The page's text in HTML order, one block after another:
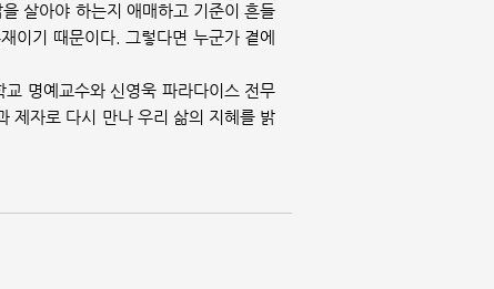
살아야 하는지 애매하고 기준이 흔들
이기 때문이다. 그렇다면 누군가 곁에
명예교수와 신영욱 파라다이스 전무
제자로 다시 만나 우리 삶의 지혜를 밝